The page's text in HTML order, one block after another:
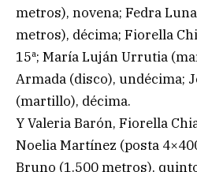
metros), novena; Fedra
metros), décima; Fiorella
15ª; María Luján Urrutia
Armada (disco), undécima;
(martillo), décima.
Y Valeria Barón, Fiorella
Noelia Martínez (posta
Bruno (1.500 metros),